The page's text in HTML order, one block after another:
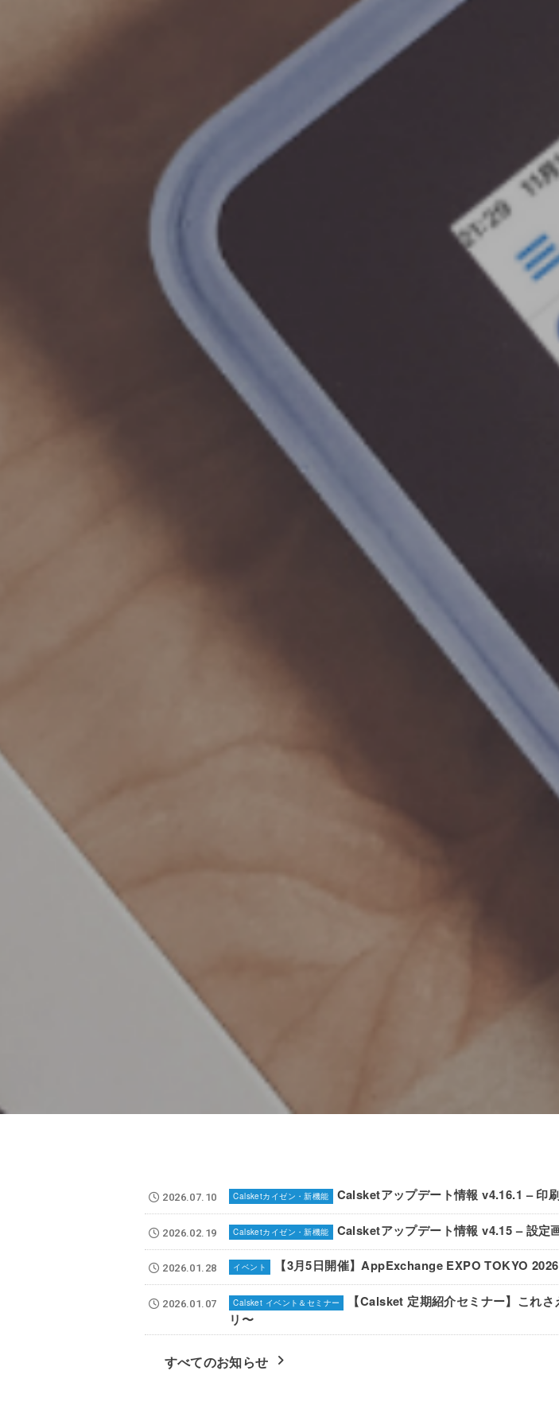
Calsketカイゼン・新機能 Calsketアップデート情報 v4.16.1 – 印
2026.07.10
Calsketカイゼン・新機能 Calsketアップデート情報 v4.15 – 設定
2026.02.19
イベント 【3月5日開催】AppExchange EXPO TOKYO
2026.01.28
Calsket イベント＆セミナー
【Calsket 定期紹介セミナー】これ
リ〜
2026.01.07
すべてのお知らせ